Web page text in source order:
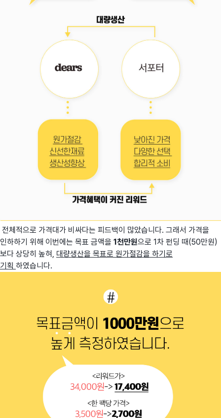
전체적으로 가격대가 비싸다는 피드백이 많았습니다. 그래서 가격을
인하하기 위해 이번에는 목표 금액을 1천만원으로 1차 펀딩 때(50만원)
보다 상당히 높혀, 대량생산을 목표로 원가절감을 하기로
기획 하였습니다.